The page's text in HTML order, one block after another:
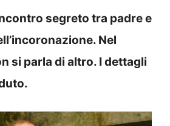
segreto tra padre e
Nel
si parla di altro. I dettagli